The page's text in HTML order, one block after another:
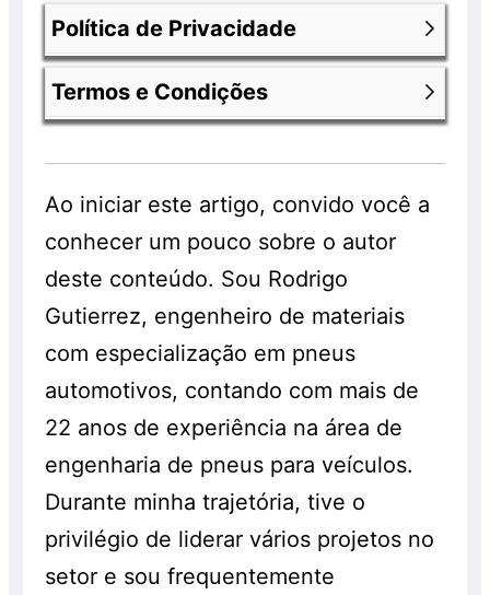
Os produtos anunciados fazem parte de
uma promoção e encontram-se com 30%
de desconto já aplicado. Os valores
anunciados com os descontos são válidos
exclusivamente para clientes que
realizem os serviços de montagem,
balanceamento e alinhamento, os quais
serão cobrados à parte. Os pneus
também são vendidos separadamente e
sem a realização do serviço, pelo preço
normal, sem o desconto. Promoção válida
enquanto durarem os estoques. Consulte!
Política de Privacidade
Nossa política de privacidade você
consegue encontrar entrado na página
Política de Privacidade da Chiquinho
Pneus.
Termos e Condições
Você consegue vertermos e condições
da chiquinho pneusacessando o link
Ao iniciar este artigo, convido você a
conhecer um pouco sobre o autor
deste conteúdo. Sou Rodrigo
Gutierrez, engenheiro de materiais
com especialização em pneus
automotivos, contando com mais de
22 anos de experiência na área de
engenharia de pneus para veículos.
Durante minha trajetória, tive o
privilégio de liderar vários projetos no
setor e sou frequentemente